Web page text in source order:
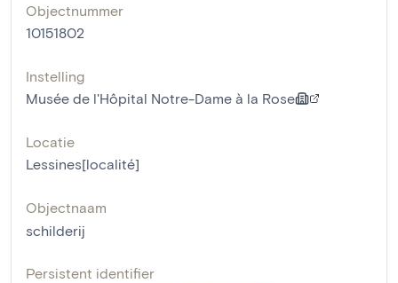
Objectnummer
10151802
Instelling
Musée de l'Hôpital Notre-Dame à la Rose
Locatie
Lessines[localité]
Objectnaam
schilderij
Persistent identifier